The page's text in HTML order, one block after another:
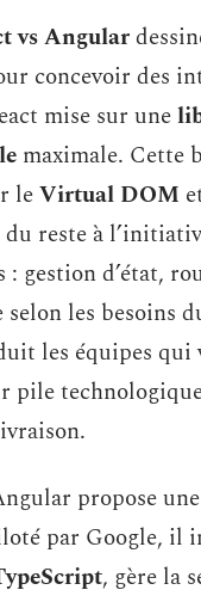
vs Angular
concevoir des
mise sur une
maximale. Cette
leVirtual DOM
reste à
: gestion d’état,
selon les besoins
les équipes qui
pile
propose
par Google, il
, gère la